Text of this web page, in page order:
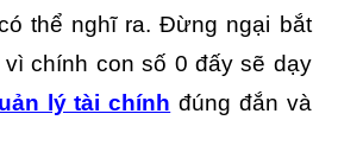
thể nghĩ ra. Đừng ngại bắt
chính con số 0 đấy sẽ dạy
lý tài chính đúng đắn và